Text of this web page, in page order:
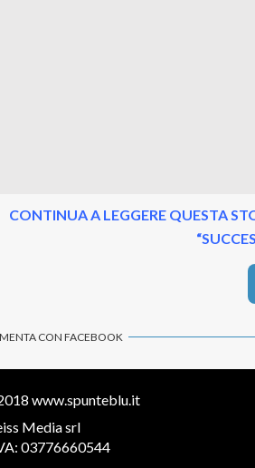
CONTINUA A LEGGERE QUESTA
CON FACEBOOK
www.spunteblu.it
Media srl
03776660544